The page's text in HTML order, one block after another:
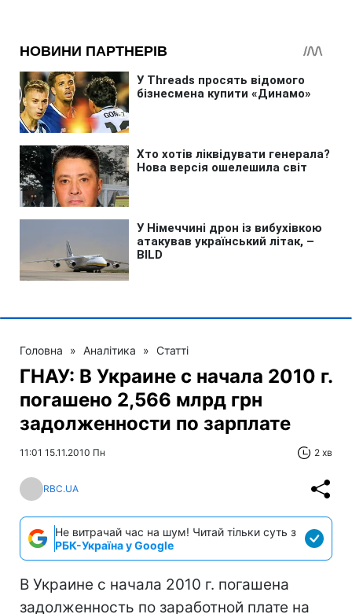
Головна » Аналітика » Статті
ГНАУ: В Украине с начала 2010 г.
погашено 2,566 млрд грн
задолженности по зарплате
11:01 15.11.2010 Пн 2 хв
RBC.UA
Не витрачай час на шум! Читай тільки суть з
РБК-Україна у Google
В Украине с начала 2010 г. погашена
задолженность по заработной плате на